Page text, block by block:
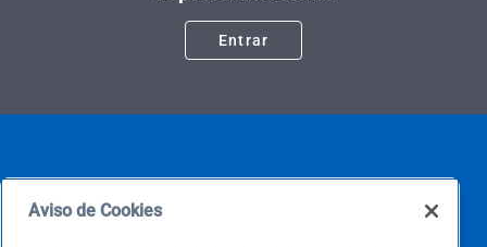
Entrar
Aviso de Cookies